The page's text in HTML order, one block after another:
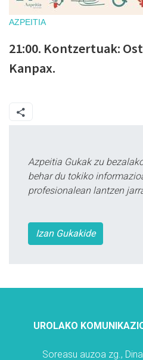
AZPEITIA
21:00. Kontzertuak:
Kanpax.
Azpeitia Gukak zu
behar du tokiko
profesionalean lantzen
Izan Gukakide
UROLAKO
Soreasu auzoa zg.,